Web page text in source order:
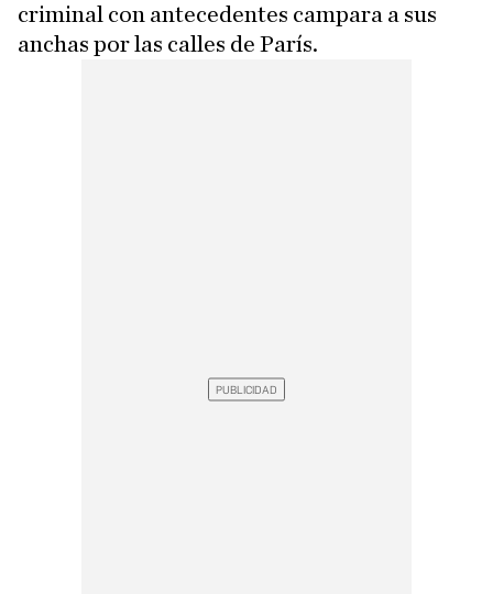
criminal con antecedentes campara a sus
anchas por las calles de París.